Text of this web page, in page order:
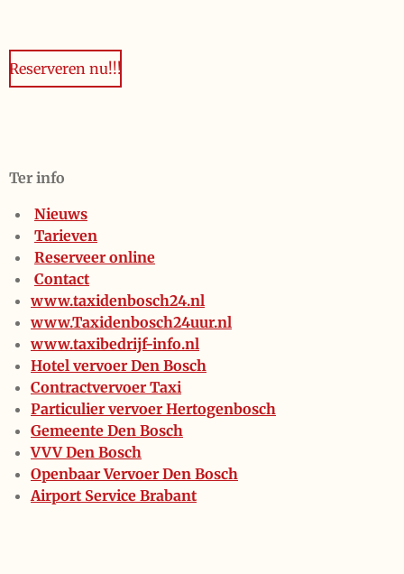
Reserveren nu!!!
Ter info
Nieuws
Tarieven
Reserveer online
Contact
www.taxidenbosch24.nl
www.Taxidenbosch24uur.nl
www.taxibedrijf-info.nl
Hotel vervoer Den Bosch
Contractvervoer Taxi
Particulier vervoer Hertogenbosch
Gemeente Den Bosch
VVV Den Bosch
Openbaar Vervoer Den Bosch
Airport Service Brabant